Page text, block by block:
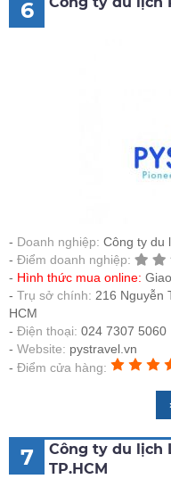
6
Doanh nghiệp: Công ty du
Điểm doanh nghiệp:
Hình thức mua online:
Trụ sở chính: 216 Nguyễn
HCM
Điện thoại: 024 7307 5060
Website: pystravel.vn
Điểm cửa hàng:
7
Công ty du lịch
TP.HCM